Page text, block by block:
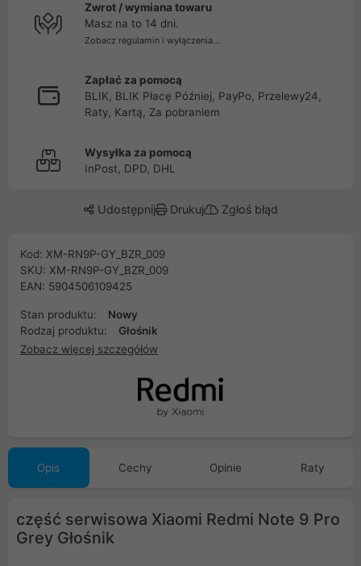
Zwrot / wymiana towaru
Masz na to 14 dni.
Zobacz regulamin i wyłączenia...
Zapłać za pomocą
BLIK, BLIK Płacę Później, PayPo, Przelewy24,
Raty, Kartą, Za pobraniem
Wysyłka za pomocą
InPost, DPD, DHL
Udostępnij Drukuj Zgłoś błąd
Kod: XM-RN9P-GY_BZR_009
SKU: XM-RN9P-GY_BZR_009
EAN: 5904506109425
Stan produktu:
Nowy
Rodzaj produktu:
Głośnik
Zobacz więcej szczegółów
Opis Cechy Opinie Raty
część serwisowa Xiaomi Redmi Note 9 Pro
Grey Głośnik